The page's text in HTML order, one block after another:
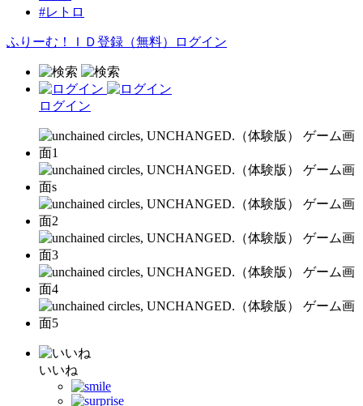
#レトロ
ふりーむ！ＩＤ登録（無料） ログイン
ログイン
いいね